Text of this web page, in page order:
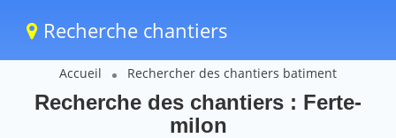
Recherche chantiers
Accueil Rechercher des chantiers batiment
Recherche des chantiers : Ferte-
milon